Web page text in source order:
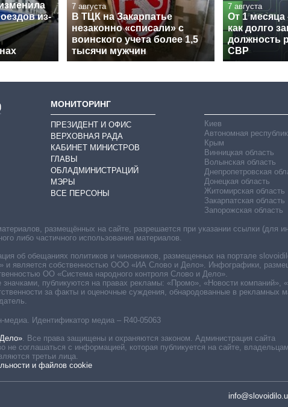
из-
7 августа
В ТЦК на Закарпатье
незаконно «списали» с
воинского учета более 1,5
тысячи мужчин
7 августа
От 1 месяца
как долго
должность
СВР
МОНИТОРИНГ
ПРЕЗИДЕНТ И ОФИС
ВЕРХОВНАЯ РАДА
КАБИНЕТ МИНИСТРОВ
ГЛАВЫ
ОБЛАДМИНИСТРАЦИЙ
МЭРЫ
ВСЕ ПЕРСОНЫ
Киев
Автономная
Крым
Винницкая область
Волынская область
Днепропетровская
Донецкая область
Житомирская область
Закарпатская область
Запорожская область
медиа. Идентификатор медиа – R40-05063
. Все права защищены и охраняются законом. Администрация сайта
не соглашаться с информацией, которая публикуется на сайте,
третьи лица.
и файлов cookie
размещённых на сайте, разрешается при указании ссылки (для
либо частичного использования материалов.
об обещаниях политиков и чиновников, размещенных на портале
является собственностью ООО «ИА Слово и Дело». Инфографики,
ОО «Система народного контроля Слово и Дело».
публикуются на правах рекламы: «Промо», «Новости компаний»,
за факты и оценочные суждения, обнародованные в рекламных